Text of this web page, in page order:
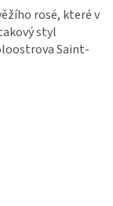
rosé, které v
styl
Saint-